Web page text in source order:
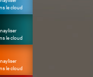
le cloud
le cloud
le cloud